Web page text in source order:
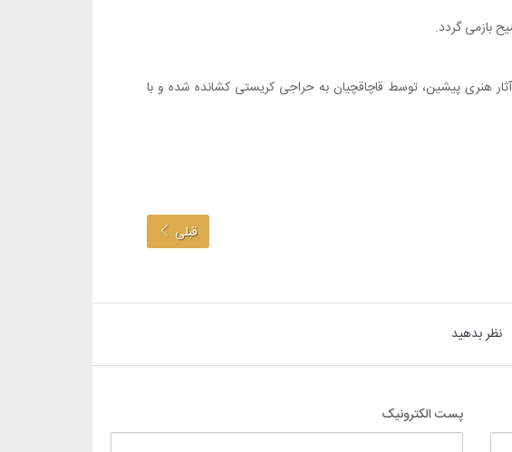
ﻫﻨﺮی ﭘﯿﺸﯿﻦ، ﺗﻮﺳﻂ ﻗﺎﭼﺎﻗﭽﯿﺎﻥ ﺑﻪ ﺣﺮﺍﺟﯽ ﮐﺮﯾﺴﺘﯽ ﮐﺸﺎﻧﺪﻩ ﺷﺪﻩ ﻭ ﺑﺎ
قبلی
نظر بدهید
پست الکترونیک